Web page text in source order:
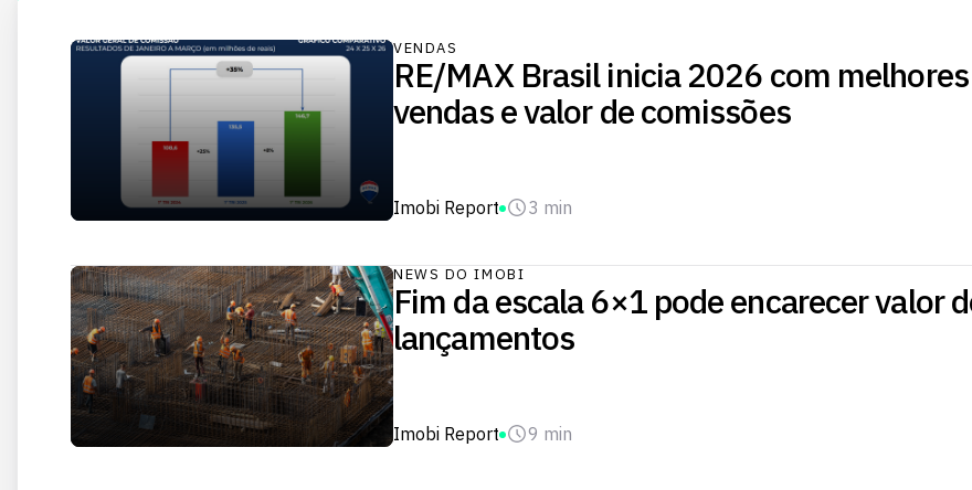
VENDAS
RE/MAX Brasil inicia 2026 com
vendas e valor de comissões
Imobi Report 3 min
NEWS DO IMOBI
Fim da escala 6×1 pode encarecer valor
lançamentos
Imobi Report 9 min